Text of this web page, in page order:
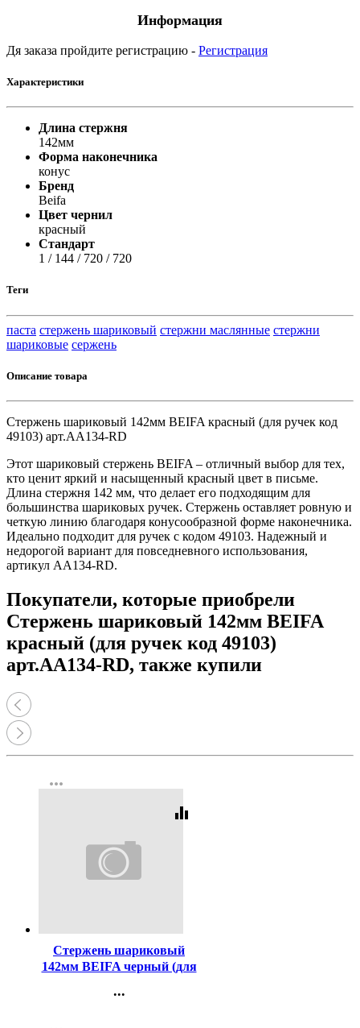
Информация
Дя заказа пройдите регистрацию - Регистрация
Характеристики
Длина стержня
142мм
Форма наконечника
конус
Бренд
Beifa
Цвет чернил
красный
Стандарт
1 / 144 / 720 / 720
Теги
паста стержень шариковый стержни маслянные стержни
шариковые сержень
Описание товара
Стержень шариковый 142мм BEIFA красный (для ручек код
49103) арт.АА134-RD
Этот шариковый стержень BEIFA – отличный выбор для тех,
кто ценит яркий и насыщенный красный цвет в письме.
Длина стержня 142 мм, что делает его подходящим для
большинства шариковых ручек. Стержень оставляет ровную и
четкую линию благодаря конусообразной форме наконечника.
Идеально подходит для ручек с кодом 49103. Надежный и
недорогой вариант для повседневного использования,
артикул АА134-RD.
Покупатели, которые приобрели
Стержень шариковый 142мм BEIFA
красный (для ручек код 49103)
арт.АА134-RD, также купили
more_horiz
equalizer
Стержень шариковый
142мм BEIFA черный (для
BK
...